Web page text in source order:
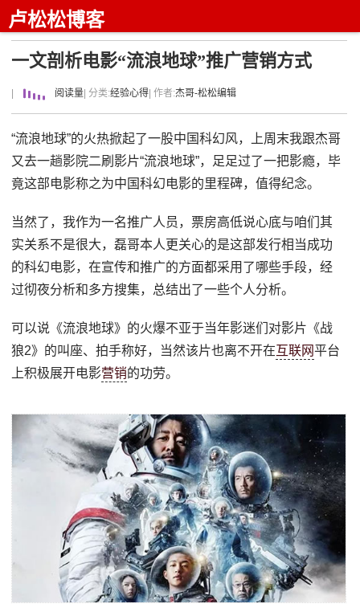
卢松松博客
一文剖析电影“流浪地球”推广营销方式
阅读量 | 分类:经验心得 | 作者:杰哥-松松编辑
“流浪地球”的火热掀起了一股中国科幻风，上周末我跟杰哥
又去一趟影院二刷影片“流浪地球”，足足过了一把影瘾，毕
竟这部电影称之为中国科幻电影的里程碑，值得纪念。
当然了，我作为一名推广人员，票房高低说心底与咱们其
实关系不是很大，磊哥本人更关心的是这部发行相当成功
的科幻电影，在宣传和推广的方面都采用了哪些手段，经
过彻夜分析和多方搜集，总结出了一些个人分析。
可以说《流浪地球》的火爆不亚于当年影迷们对影片《战
狼2》的叫座、拍手称好，当然该片也离不开在互联网平台
上积极展开电影营销的功劳。